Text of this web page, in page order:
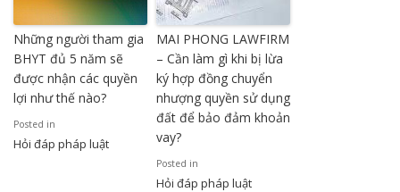
Những người tham gia
BHYT đủ 5 năm sẽ
được nhận các quyền
lợi như thế nào?
Posted in
Hỏi đáp pháp luật
MAI PHONG LAWFIRM
– Cần làm gì khi bị lừa
ký hợp đồng chuyển
nhượng quyền sử dụng
đất để bảo đảm khoản
vay?
Posted in
Hỏi đáp pháp luật